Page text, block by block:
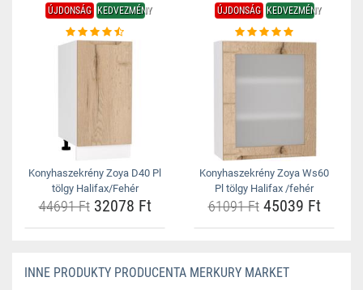
ÚJDONSÁG KEDVEZMÉNY
Konyhaszekrény Zoya D40 Pl
tölgy Halifax/Fehér
44691 Ft32078 Ft
ÚJDONSÁG KEDVEZMÉNY
Konyhaszekrény Zoya Ws60
Pl tölgy Halifax /fehér
61091 Ft45039 Ft
INNE PRODUKTY PRODUCENTA MERKURY MARKET